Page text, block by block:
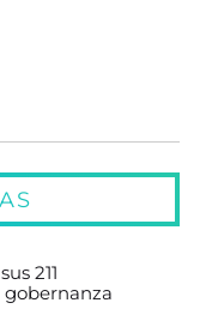
211
gobernanza